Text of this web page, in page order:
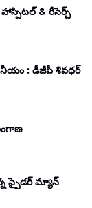
& రీసెర్చ్
: డీజీపీ శివధర్
స్పైడర్ మ్యాన్